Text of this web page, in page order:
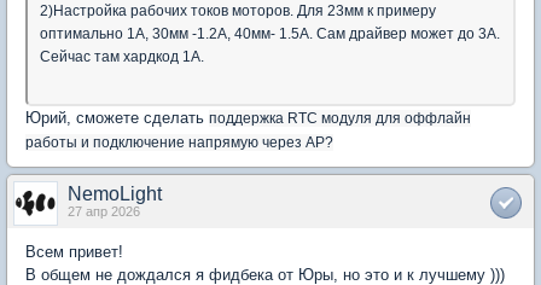
2)Настройка рабочих токов моторов. Для 23мм к примеру
оптимально 1А, 30мм -1.2A, 40мм- 1.5А. Сам драйвер может до 3А.
Сейчас там хардкод 1А.
Юрий, сможете сделать поддержка RTC модуля для оффлайн
работы и подключение напрямую через AP?
NemoLight
27 апр 2026
Всем привет!
В общем не дождался я фидбека от Юры, но это и к лучшему )))